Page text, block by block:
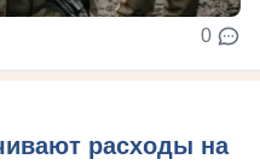
0
расходы на